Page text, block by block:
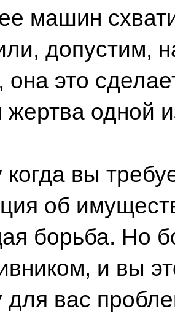
машин
допустим,
она это
одной
вы
об
борьба. Но
и вы
для вас